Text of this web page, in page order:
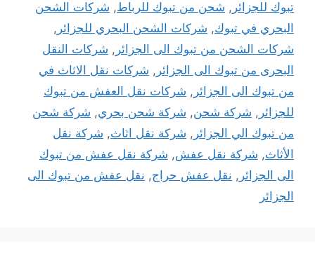
تبوك للجزائر , شحن من تبوك للرباط, شركات الشحن
البحري في تبوك, شركات الشحن البحري للجزائر ,
شركات الشحن من تبوك الى الجزائر , شركات النقل
البحرى من تبوك الى الجزائر , شركات نقل الاثاث في
من تبوك الى الجزائر , شركات نقل العفش من تبوك
للجزائر , شركة شحن, شركة شحن بحري, شركة شحن
من تبوك الي الجزائر , شركة نقل اثاث, شركة نقل
الأثاث, شركة نقل عفش, شركة نقل عفش من تبوك
الى الجزائر , نقل عفش حراج, نقل عفش من تبوك الى
الجزائر